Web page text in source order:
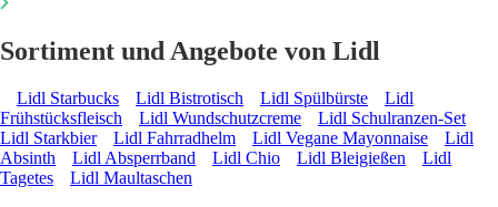
Sortiment und Angebote von Lidl
Lidl Starbucks Lidl Bistrotisch Lidl Spülbürste
Lidl
Frühstücksfleisch
Lidl Wundschutzcreme
Lidl Schulranzen-Set
Lidl Starkbier
Lidl Fahrradhelm Lidl Vegane Mayonnaise
Lidl
Absinth
Lidl Absperrband Lidl Chio Lidl Bleigießen
Lidl
Tagetes
Lidl Maultaschen